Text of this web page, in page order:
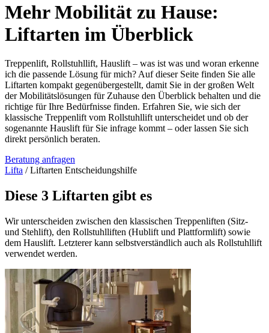
Mehr Mobilität zu Hause:
Liftarten im Überblick
Treppenlift, Rollstuhllift, Hauslift – was ist was und woran erkenne
ich die passende Lösung für mich? Auf dieser Seite finden Sie alle
Liftarten kompakt gegenübergestellt, damit Sie in der großen Welt
der Mobilitätslösungen für Zuhause den Überblick behalten und die
richtige für Ihre Bedürfnisse finden. Erfahren Sie, wie sich der
klassische Treppenlift vom Rollstuhllift unterscheidet und ob der
sogenannte Hauslift für Sie infrage kommt – oder lassen Sie sich
direkt persönlich beraten.
Beratung anfragen
Lifta / Liftarten Entscheidungshilfe
Diese 3 Liftarten gibt es
Wir unterscheiden zwischen den klassischen Treppenliften (Sitz-
und Stehlift), den Rollstuhlliften (Hublift und Plattformlift) sowie
dem Hauslift. Letzterer kann selbstverständlich auch als Rollstuhllift
verwendet werden.